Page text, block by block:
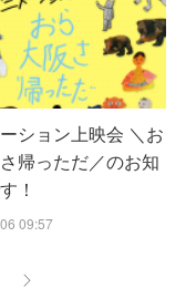
ション上映会 ＼お
帰っただ／のお知
！
09:57